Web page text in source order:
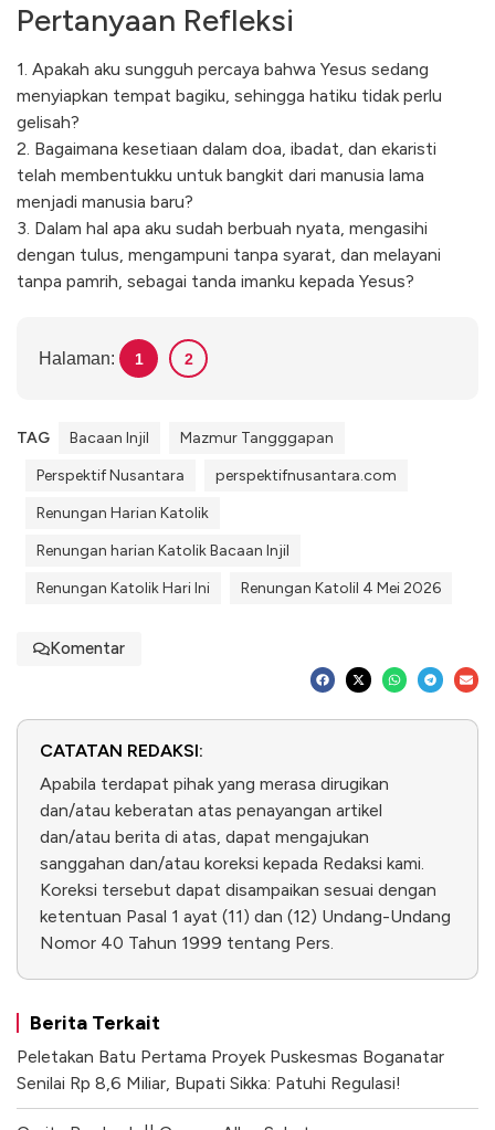
Pertanyaan Refleksi
1. Apakah aku sungguh percaya bahwa Yesus sedang
menyiapkan tempat bagiku, sehingga hatiku tidak perlu
gelisah?
2. Bagaimana kesetiaan dalam doa, ibadat, dan ekaristi
telah membentukku untuk bangkit dari manusia lama
menjadi manusia baru?
3. Dalam hal apa aku sudah berbuah nyata, mengasihi
dengan tulus, mengampuni tanpa syarat, dan melayani
tanpa pamrih, sebagai tanda imanku kepada Yesus?
Halaman: 1 2
TAG Bacaan Injil
Mazmur Tangggapan
Perspektif Nusantara
perspektifnusantara.com
Renungan Harian Katolik
Renungan harian Katolik Bacaan Injil
Renungan Katolik Hari Ini
Renungan Katolil 4 Mei 2026
Komentar
CATATAN REDAKSI:
Apabila terdapat pihak yang merasa dirugikan
dan/atau keberatan atas penayangan artikel
dan/atau berita di atas, dapat mengajukan
sanggahan dan/atau koreksi kepada Redaksi kami.
Koreksi tersebut dapat disampaikan sesuai dengan
ketentuan Pasal 1 ayat (11) dan (12) Undang-Undang
Nomor 40 Tahun 1999 tentang Pers.
Berita Terkait
Peletakan Batu Pertama Proyek Puskesmas Boganatar
Senilai Rp 8,6 Miliar, Bupati Sikka: Patuhi Regulasi!